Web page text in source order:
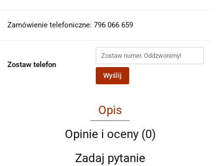
Zamówienie telefoniczne: 796 066 659
Zostaw telefon
Wyślij
Opis
Opinie i oceny (0)
Zadaj pytanie